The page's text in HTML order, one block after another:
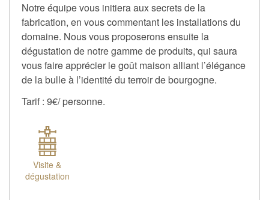
Notre équipe vous initiera aux secrets de la
fabrication, en vous commentant les installations du
domaine. Nous vous proposerons ensuite la
dégustation de notre gamme de produits, qui saura
vous faire apprécier le goût maison alliant l’élégance
de la bulle à l’identité du terroir de bourgogne.
Tarif : 9€/ personne.
Visite &
dégustation